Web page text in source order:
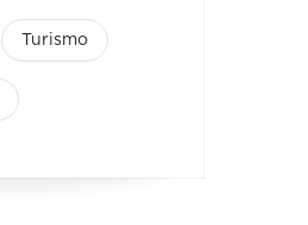
Turismo